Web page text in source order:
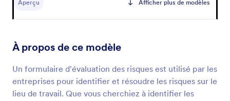
Aperçu Afficher plus de modèles
À propos de ce modèle
Un formulaire d'évaluation des risques est utilisé par les
entreprises pour identifier et résoudre les risques sur le
lieu de travail. Que vous cherchiez à identifier les
facilement obtenir des informations sur les
supplémentaires telles que : joue-t-il dans une
maison, a-t-il accès à Internet à la maison, que
prévoit-il de faire après avoir terminé après le BAC ?
De plus, ce modèle de formulaire de
Prévisualiser